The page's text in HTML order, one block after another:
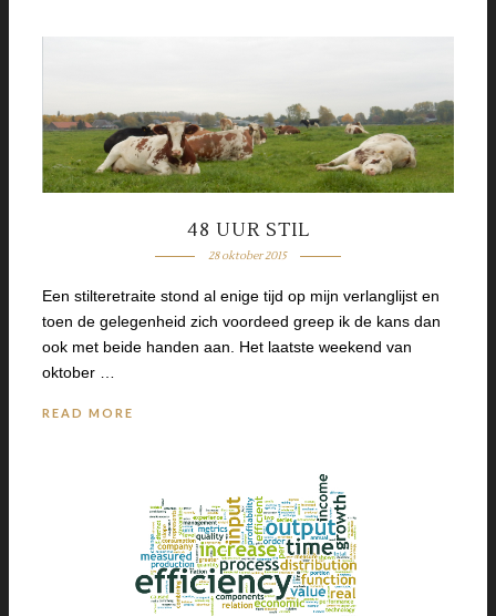
48 UUR STIL
28 oktober 2015
Een stilteretraite stond al enige tijd op mijn verlanglijst en
toen de gelegenheid zich voordeed greep ik de kans dan
ook met beide handen aan. Het laatste weekend van
oktober …
READ MORE